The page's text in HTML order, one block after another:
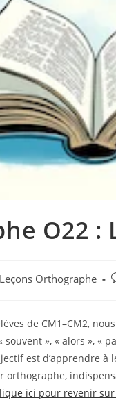
O22 :
Leçons Orthographe
de CM1–CM2,
souvent », « alors »,
est d’apprendre
ici pour revenir sur